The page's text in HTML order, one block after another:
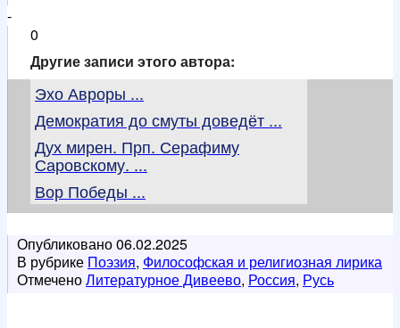
-
0
Другие записи этого автора:
Эхо Авроры ...
Демократия до смуты доведёт ...
Дух мирен. Прп. Серафиму
Саровскому. ...
Вор Победы ...
Опубликовано06.02.2025
В рубрике Поэзия, Философская и религиозная лирика
ОтмеченоЛитературное Дивеево, Россия, Русь